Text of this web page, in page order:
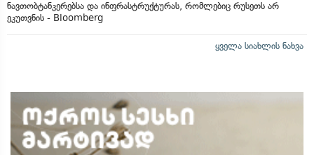
ნავთობტანკერებსა და ინფრასტრუქტურას, რომლებიც რუსეთს არ
ეკუთვნის - Bloomberg
ყველა სიახლის ნახვა